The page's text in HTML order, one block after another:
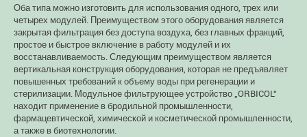
Оба типа можно изготовить для использования одного, трех или
четырех модулей. Преимуществом этого оборудования является
закрытая фильтрация без доступа воздуха, без главных фракций,
простое и быстрое включение в работу модулей и их
восстанавливаемость. Следующим преимуществом является
вертикальная конструкция оборудования, которая не предъявляет
повышенных требований к объему воды при регенерации и
стерилизации. Модульное фильтрующее устройство „ORBICOL“
находит применение в бродильной промышленности,
фармацевтической, химической и косметической промышленности,
а также в биотехнологии.